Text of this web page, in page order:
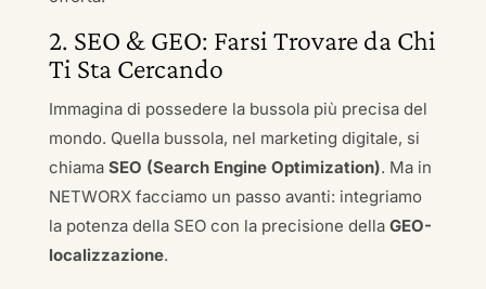
2. SEO & GEO: Farsi Trovare da Chi
Ti Sta Cercando
Immagina di possedere la bussola più precisa del
mondo. Quella bussola, nel marketing digitale, si
chiama SEO (Search Engine Optimization). Ma in
NETWORX facciamo un passo avanti: integriamo
la potenza della SEO con la precisione della GEO-
localizzazione.